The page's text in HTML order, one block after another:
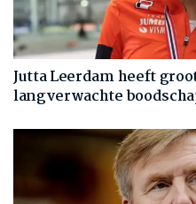
Jutta Leerdam heeft
langverwachte